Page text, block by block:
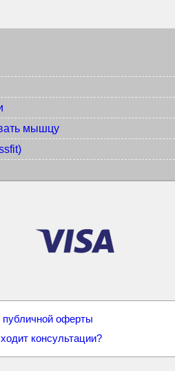
мышцу
публичной оферты
консультации?